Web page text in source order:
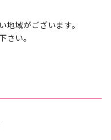
域がございます。
さい。